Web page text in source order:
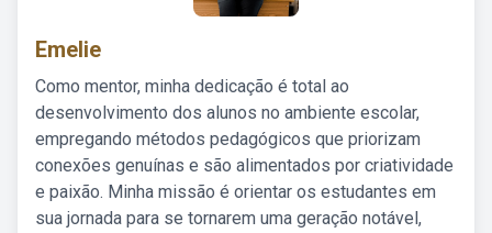
Emelie
Como mentor, minha dedicação é total ao
desenvolvimento dos alunos no ambiente escolar,
empregando métodos pedagógicos que priorizam
conexões genuínas e são alimentados por criatividade
e paixão. Minha missão é orientar os estudantes em
sua jornada para se tornarem uma geração notável,